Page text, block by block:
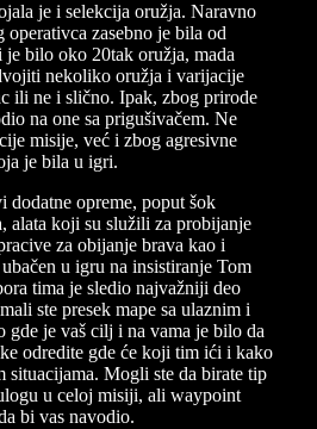
je i selekcija oružja. Naravno
operativca zasebno je bila od
bilo oko 20tak oružja, mada
nekoliko oružja i varijacije
ili ne i slično. Ipak, zbog prirode
na one sa prigušivačem. Ne
misije, već i zbog agresivne
je bila u igri.
dodatne opreme, poput šok
alata koji su služili za probijanje
za obijanje brava kao i
u igru na insistiranje Tom
tima je sledio najvažniji deo
ste presek mape sa ulaznim i
gde je vaš cilj i na vama je bilo da
odredite gde će koji tim ići i kako
situacijama. Mogli ste da birate tip
u celoj misiji, ali waypoint
bi vas navodio.